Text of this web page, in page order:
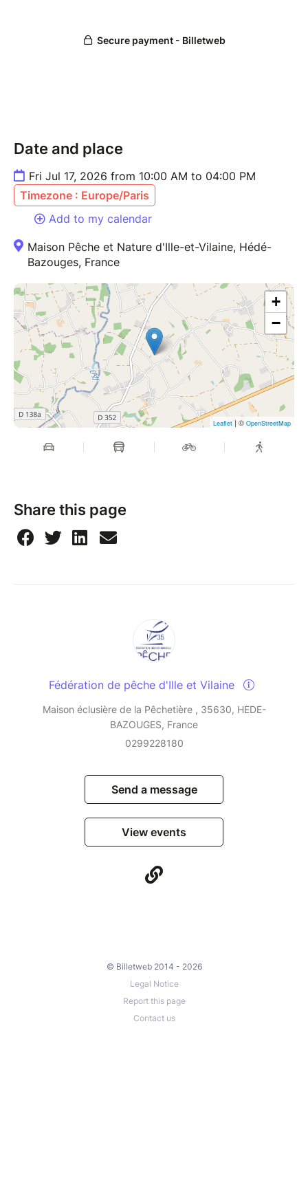
Date and place
Fri Jul 17, 2026 from 10:00 AM to 04:00 PM
Timezone : Europe/Paris
Add to my calendar
Maison Pêche et Nature d'Ille-et-Vilaine, Hédé-
Bazouges, France
+
−
Leaflet | © OpenStreetMap
Share this page
Fédération de pêche d'Ille et Vilaine
Maison éclusière de la Pêchetière , 35630, HEDE-
BAZOUGES, France
0299228180
Send a message
View events
© Billetweb 2014 - 2026
Legal Notice
Report this page
Contact us